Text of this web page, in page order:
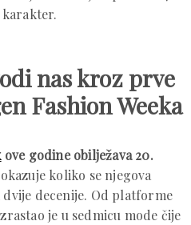
nas kroz prve
Fashion Weeka
ove godine obilježava 20.
koliko se njegova
decenije. Od platforme
je u sedmicu mode čije